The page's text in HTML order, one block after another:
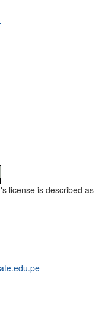
license is described as